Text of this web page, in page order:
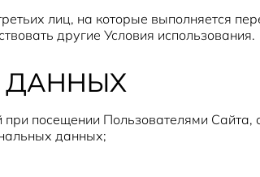
лиц, на которые выполняется
другие Условия использования.
ДАННЫХ
посещении Пользователями Сайта,
данных;